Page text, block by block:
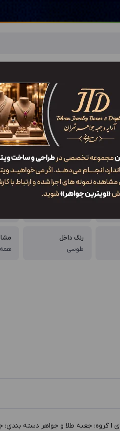
کاربرد
رنگ داخل
طوسی
همه